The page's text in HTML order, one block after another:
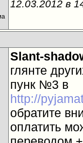
12.03.2012 в
Slant-
глянте
пунк №3 в
http://
обратите
оплатить